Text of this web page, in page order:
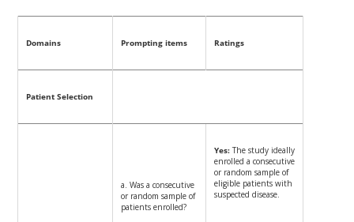
Domains Prompting items Ratings
Patient Selection
a. Was a consecutive
or random sample of
patients enrolled?
Yes:The study ideally
enrolled a consecutive
or random sample of
eligible patients with
suspected disease.